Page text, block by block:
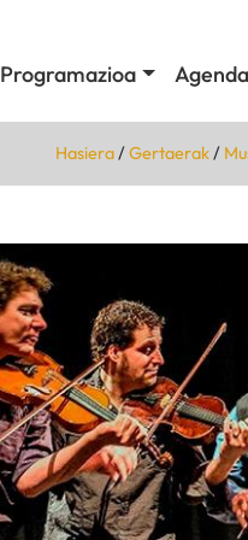
Programazioa Agenda
Hasiera/Gertaerak/